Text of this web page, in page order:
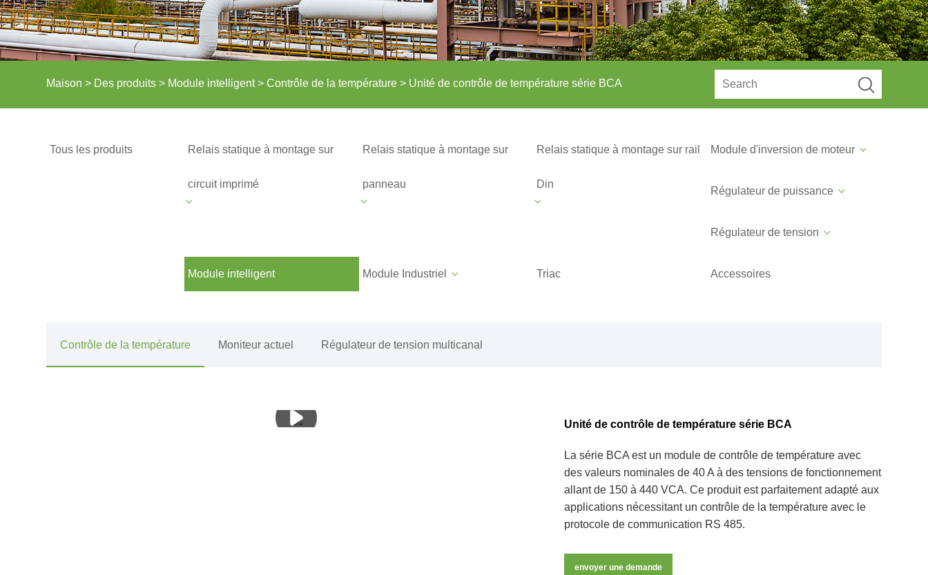
Maison > Des produits > Module intelligent>Contrôle de la température > Unité de contrôle de température série BCA
Tous les produits Relais statique à montage sur
circuit imprimé
Relais statique à montage sur
panneau
Relais statique à montage sur rail
Din
Module d'inversion de moteur
Régulateur de puissance
Régulateur de tension
Module intelligent Module Industriel Triac Accessoires
Contrôle de la température Moniteur actuel Régulateur de tension multicanal
Unité de contrôle de température série BCA
La série BCA est un module de contrôle de température avec
des valeurs nominales de 40 A à des tensions de fonctionnement
allant de 150 à 440 VCA. Ce produit est parfaitement adapté aux
applications nécessitant un contrôle de la température avec le
protocole de communication RS 485.
envoyer une demande